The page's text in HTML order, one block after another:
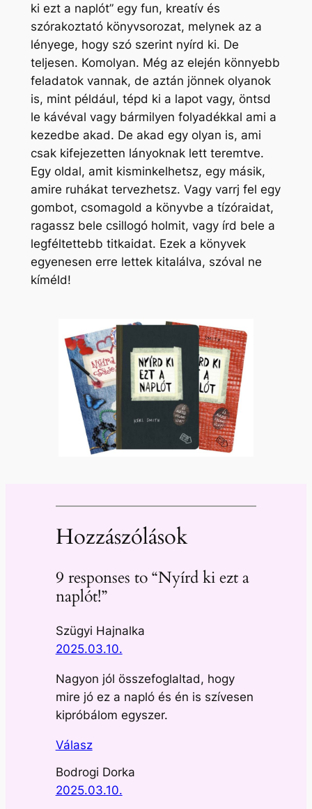
ki ezt a naplót” egy fun, kreatív és
szórakoztató könyvsorozat, melynek az a
lényege, hogy szó szerint nyírd ki. De
teljesen. Komolyan. Még az elején könnyebb
feladatok vannak, de aztán jönnek olyanok
is, mint például, tépd ki a lapot vagy, öntsd
le kávéval vagy bármilyen folyadékkal ami a
kezedbe akad. De akad egy olyan is, ami
csak kifejezetten lányoknak lett teremtve.
Egy oldal, amit kisminkelhetsz, egy másik,
amire ruhákat tervezhetsz. Vagy varrj fel egy
gombot, csomagold a könyvbe a tízóraidat,
ragassz bele csillogó holmit, vagy írd bele a
legféltettebb titkaidat. Ezek a könyvek
egyenesen erre lettek kitalálva, szóval ne
kíméld!
Hozzászólások
9 responses to “Nyírd ki ezt a
naplót!”
Szügyi Hajnalka
2025.03.10.
Nagyon jól összefoglaltad, hogy
mire jó ez a napló és én is szívesen
kipróbálom egyszer.
Válasz
Bodrogi Dorka
2025.03.10.